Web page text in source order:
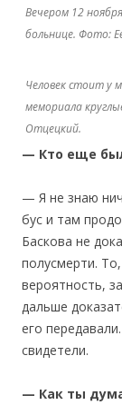
Вечером 12
больнице. Фото:
Человек стоит у
мемориала
Отцецкий.
— Кто еще
— Я не знаю
бус и там
Баскова не
полусмерти.
вероятность,
дальше
его
свидетели.
— Как ты